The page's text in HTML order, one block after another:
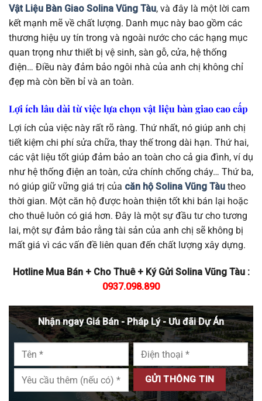
Vật Liệu Bàn Giao Solina Vũng Tàu, và đây là một lời cam
kết mạnh mẽ về chất lượng. Danh mục này bao gồm các
thương hiệu uy tín trong và ngoài nước cho các hạng mục
quan trọng như thiết bị vệ sinh, sàn gỗ, cửa, hệ thống
điện… Điều này đảm bảo ngôi nhà của anh chị không chỉ
đẹp mà còn bền bỉ và an toàn.
Lợi ích lâu dài từ việc lựa chọn vật liệu bàn giao cao cấp
Lợi ích của việc này rất rõ ràng. Thứ nhất, nó giúp anh chị
tiết kiệm chi phí sửa chữa, thay thế trong dài hạn. Thứ hai,
các vật liệu tốt giúp đảm bảo an toàn cho cả gia đình, ví dụ
như hệ thống điện an toàn, cửa chính chống cháy… Thứ ba,
nó giúp giữ vững giá trị của căn hộ Solina Vũng Tàu theo
thời gian. Một căn hộ được hoàn thiện tốt khi bán lại hoặc
cho thuê luôn có giá hơn. Đây là một sự đầu tư cho tương
lai, một sự đảm bảo rằng tài sản của anh chị sẽ không bị
mất giá vì các vấn đề liên quan đến chất lượng xây dựng.
Hotline Mua Bán + Cho Thuê + Ký Gửi Solina Vũng Tàu :
0937.098.890
Nhận ngay Giá Bán - Pháp Lý - Ưu đãi Dự Án